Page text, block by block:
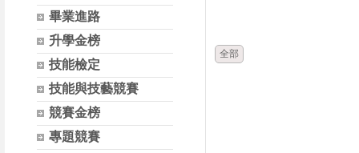
畢業進路
升學金榜
技能檢定
技能與技藝競賽
競賽金榜
專題競賽
全部